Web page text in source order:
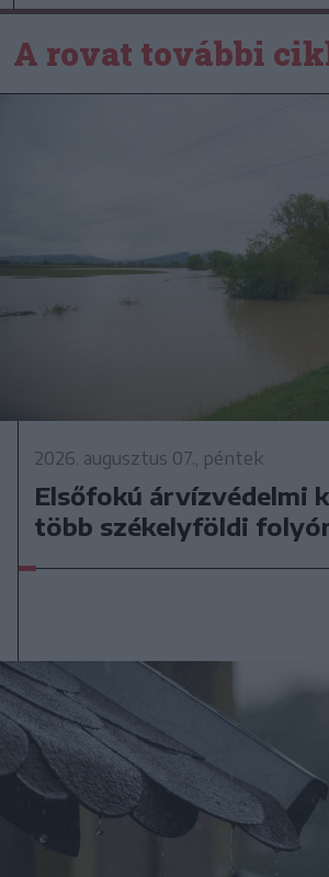
A rovat további
2026. augusztus 07., péntek
Elsőfokú árvízvédelmi
több székelyföldi